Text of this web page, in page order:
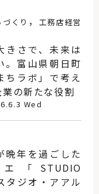
くり ，
工務店経営
きさで、未来は
。富山県朝日町
ちラボ」で考え
の新たな役割
Wed
晩年を過ごした
「STUDIO
タジオ・アアル